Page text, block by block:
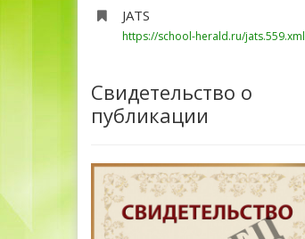
JATS
https://school-herald.ru/jats.559.xml
Свидетельство о
публикации